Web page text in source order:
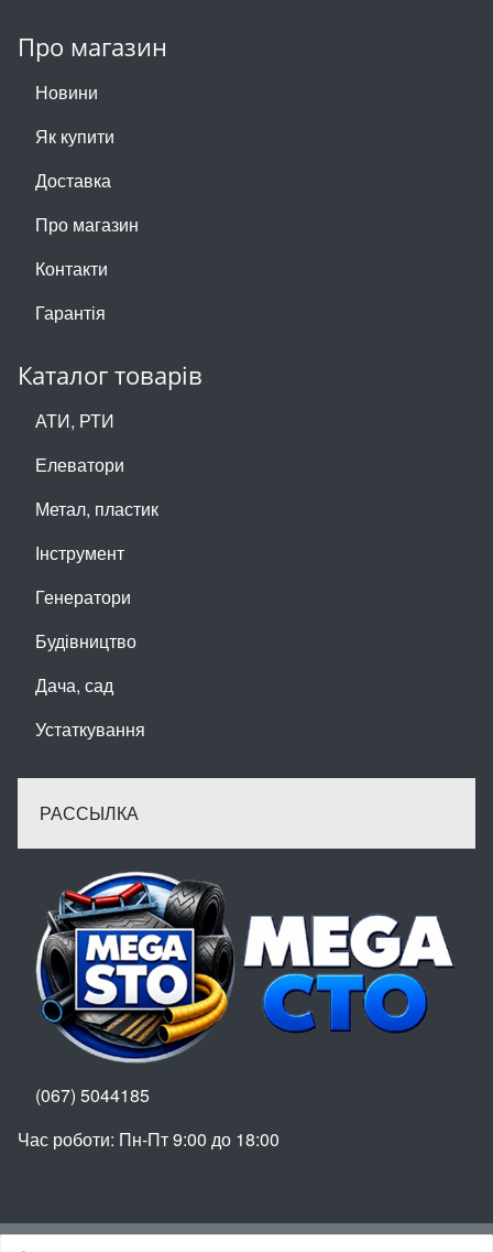
Про магазин
Новини
Як купити
Доставка
Про магазин
Контакти
Гарантія
Каталог товарів
АТИ, РТИ
Елеватори
Метал, пластик
Інструмент
Генератори
Будівництво
Дача, сад
Устаткування
РАССЫЛКА
(067) 5044185
Час роботи: Пн-Пт 9:00 до 18:00
Вгору